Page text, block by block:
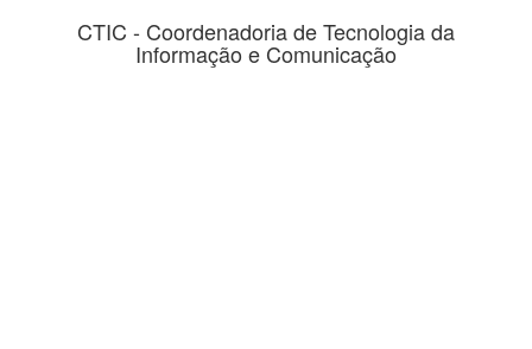
CTIC - Coordenadoria de Tecnologia da
Informação e Comunicação